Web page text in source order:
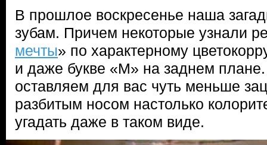
В прошлое воскресенье наша
зубам. Причем некоторые узнали
мечты» по характерному
и даже букве «М» на заднем
оставляем для вас чуть меньше
разбитым носом настолько
угадать даже в таком виде.